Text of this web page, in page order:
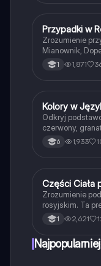
Język rosyjski
Przypadki w
Zrozumienie
Mianownik,
Miejscownik.
przyimków w
1 1,871
Język rosyjski
Kolory w
Odkryj
czerwony,
dla uczniów
zawiera listę
6 1,933
Język rosyjski
Części Ciała
Zrozumienie
rosyjskim. Ta
dotyczące
wraz z ich
1 2,621